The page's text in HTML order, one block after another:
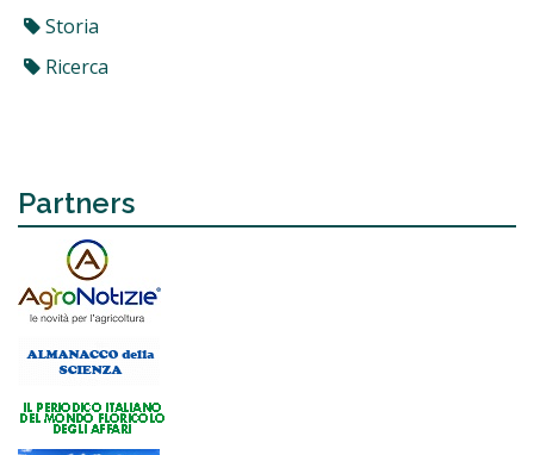
Storia
Ricerca
Partners